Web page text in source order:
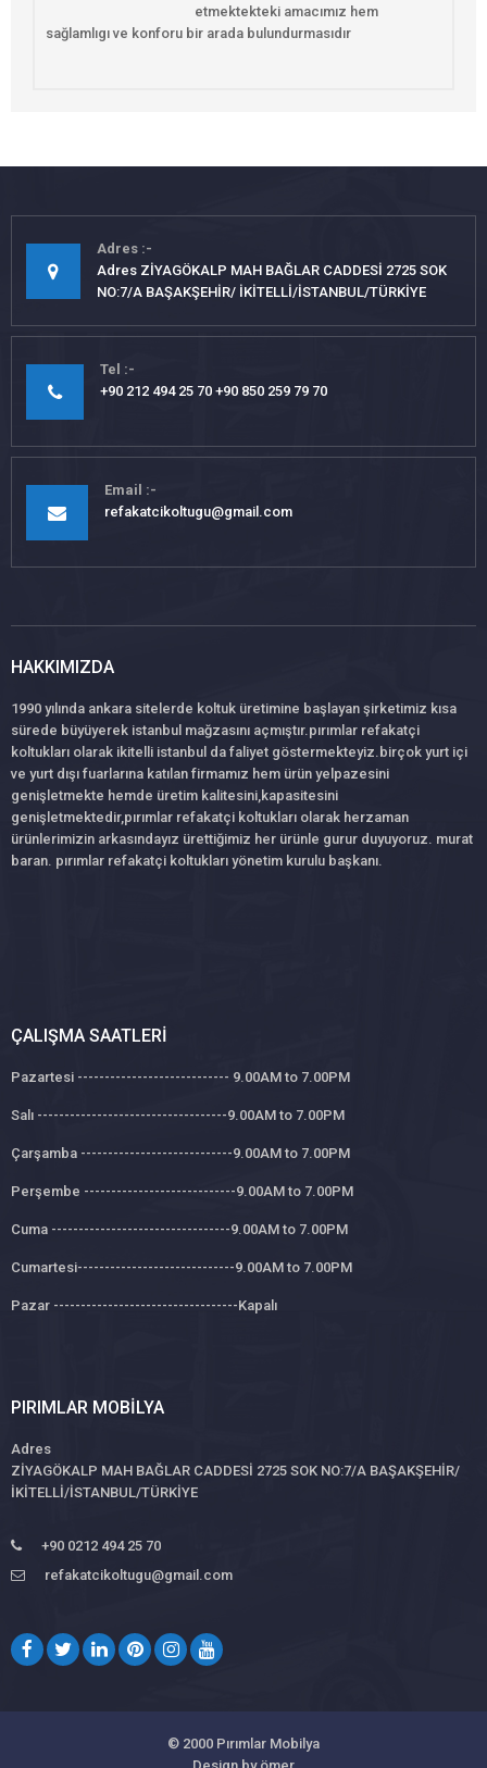
etmektekteki amacımız hem
sağlamlıgı ve konforu bir arada bulundurmasıdır
Adres
Adres ZİYAGÖKALP MAH BAĞLAR CADDESİ 2725 SOK
NO:7/A BAŞAKŞEHİR/ İKİTELLİ/İSTANBUL/TÜRKİYE
Tel
+90 212 494 25 70 +90 850 259 79 70
Email
refakatcikoltugu@gmail.com
HAKKIMIZDA
1990 yılında ankara sitelerde koltuk üretimine başlayan şirketimiz kısa
sürede büyüyerek istanbul mağzasını açmıştır.pırımlar refakatçi
koltukları olarak ikitelli istanbul da faliyet göstermekteyiz.birçok yurt içi
ve yurt dışı fuarlarına katılan firmamız hem ürün yelpazesini
genişletmekte hemde üretim kalitesini,kapasitesini
genişletmektedir,pırımlar refakatçi koltukları olarak herzaman
ürünlerimizin arkasındayız ürettiğimiz her ürünle gurur duyuyoruz. murat
baran. pırımlar refakatçi koltukları yönetim kurulu başkanı.
ÇALIŞMA SAATLERI
Pazartesi ---------------------------- 9.00AM to 7.00PM
Salı -----------------------------------9.00AM to 7.00PM
Çarşamba ----------------------------9.00AM to 7.00PM
Perşembe ----------------------------9.00AM to 7.00PM
Cuma ---------------------------------9.00AM to 7.00PM
Cumartesi-----------------------------9.00AM to 7.00PM
Pazar ----------------------------------Kapalı
PIRIMLAR MOBILYA
Adres
ZİYAGÖKALP MAH BAĞLAR CADDESİ 2725 SOK NO:7/A BAŞAKŞEHİR/
İKİTELLİ/İSTANBUL/TÜRKİYE
+90 0212 494 25 70
refakatcikoltugu@gmail.com
© 2000 Pırımlar Mobilya